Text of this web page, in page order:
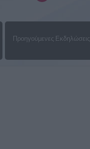
Προηγούμενες Εκδηλώσεις